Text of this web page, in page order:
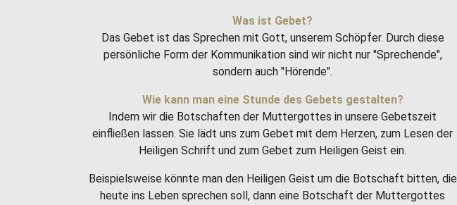
Was ist Gebet?
Das Gebet ist das Sprechen mit Gott, unserem Schöpfer. Durch diese
persönliche Form der Kommunikation sind wir nicht nur "Sprechende",
sondern auch "Hörende".
Wie kann man eine Stunde des Gebets gestalten?
Indem wir die Botschaften der Muttergottes in unsere Gebetszeit
einfließen lassen. Sie lädt uns zum Gebet mit dem Herzen, zum Lesen der
Heiligen Schrift und zum Gebet zum Heiligen Geist ein.
Beispielsweise könnte man den Heiligen Geist um die Botschaft bitten, die
heute ins Leben sprechen soll, dann eine Botschaft der Muttergottes